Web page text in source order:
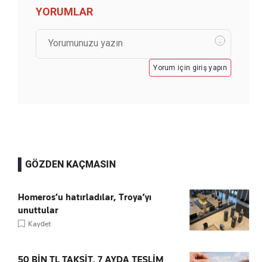
YORUMLAR
Yorum için giriş yapın
GÖZDEN KAÇMASIN
Homeros’u hatırladılar, Troya’yı
unuttular
Kaydet
50 BİN TL TAKSİT, 7 AYDA TESLİM